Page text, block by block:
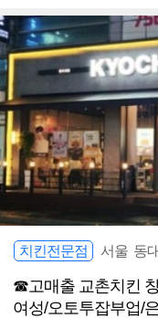
치킨전문점 서울 동
☎고매출 교촌치킨
여성/오토투잡부업/